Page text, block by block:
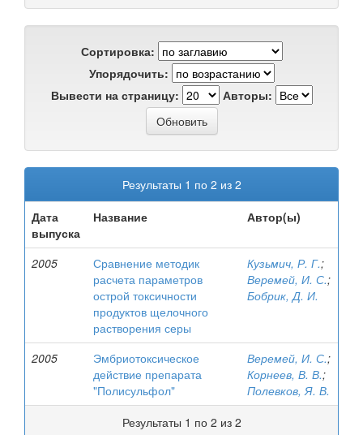
Сортировка:
Упорядочить:
Вывести на страницу:
Авторы:
Результаты 1 по 2 из 2
Дата
выпуска
Название Автор(ы)
2005
Сравнение методик
расчета параметров
острой токсичности
продуктов щелочного
растворения серы
Кузьмич, Р. Г.;
Веремей, И. С.;
Бобрик, Д. И.
2005
Эмбриотоксическое
действие препарата
"Полисульфол"
Веремей, И. С.;
Корнеев, В. В.;
Полевков, Я. В.
Результаты 1 по 2 из 2